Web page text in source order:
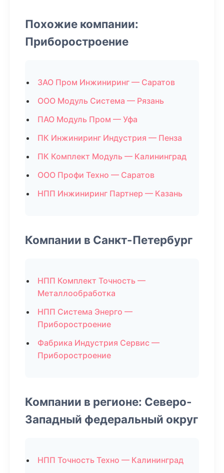
Похожие компании:
Приборостроение
ЗАО Пром Инжиниринг — Саратов
ООО Модуль Система — Рязань
ПАО Модуль Пром — Уфа
ПК Инжиниринг Индустрия — Пенза
ПК Комплект Модуль — Калининград
ООО Профи Техно — Саратов
НПП Инжиниринг Партнер — Казань
Компании в Санкт-Петербург
НПП Комплект Точность —
Металлообработка
НПП Система Энерго —
Приборостроение
Фабрика Индустрия Сервис —
Приборостроение
Компании в регионе: Северо-
Западный федеральный округ
НПП Точность Техно — Калининград